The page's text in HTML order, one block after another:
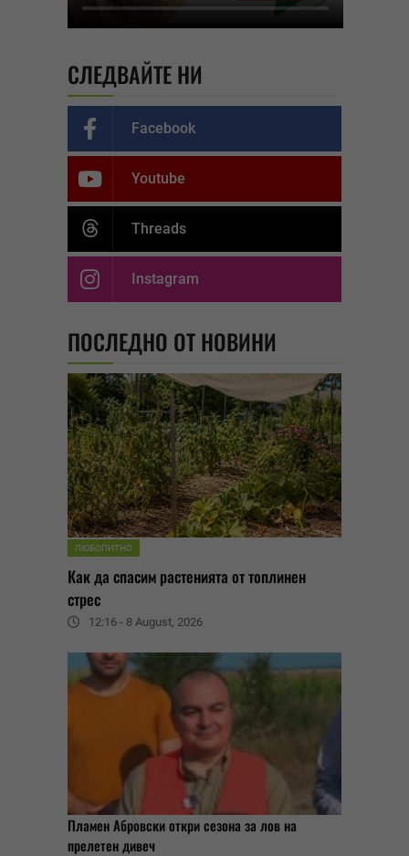
СЛЕДВАЙТЕ НИ
Facebook
Youtube
Threads
Instagram
ПОСЛЕДНО ОТ НОВИНИ
ЛЮБОПИТНО
Как да спасим растенията от топлинен
стрес
12:16 - 8 August, 2026
Пламен Абровски откри сезона за лов на
прелетен дивеч